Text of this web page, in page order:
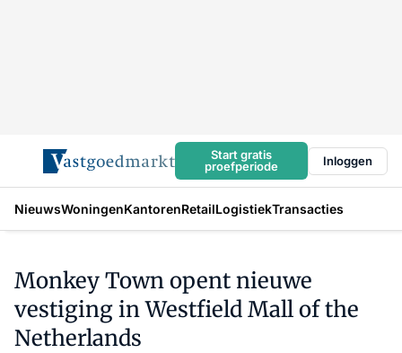
Start gratis
proefperiode
Inloggen
NieuwsWoningenKantorenRetailLogistiekTransacties
Monkey Town opent nieuwe
vestiging in Westfield Mall of the
Netherlands